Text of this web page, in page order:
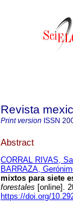
Revista
Print version ISSN
Abstract
CORRAL RIVAS,
BARRAZA,
mixtos para siete
forestales [online].
https://doi.org/